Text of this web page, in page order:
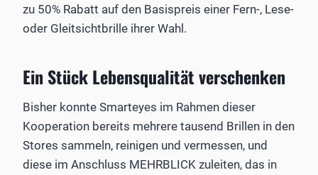
zu 50% Rabatt auf den Basispreis einer Fern-, Lese-
oder Gleitsichtbrille ihrer Wahl.
Ein Stück Lebensqualität verschenken
Bisher konnte Smarteyes im Rahmen dieser
Kooperation bereits mehrere tausend Brillen in den
Stores sammeln, reinigen und vermessen, und
diese im Anschluss MEHRBLICK zuleiten, das in